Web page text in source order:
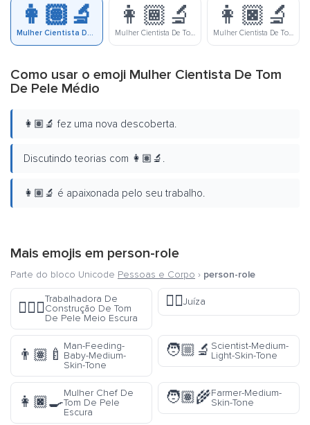
👩🏽‍🔬
Mulher Cientista De Tom De Pele Médio
👩🏾‍🔬
Mulher Cientista De Tom De Pele Meio Escura
👩🏿‍🔬
Mulher Cientista De Tom De Pele Escura
Como usar o emoji Mulher Cientista De Tom
De Pele Médio
👩🏽‍🔬 fez uma nova descoberta.
Discutindo teorias com 👩🏽‍🔬.
👩🏽‍🔬 é apaixonada pelo seu trabalho.
Mais emojis em person-role
Parte do bloco Unicode Pessoas e Corpo › person-role
👷🏾‍♀️
Trabalhadora De
Construção De Tom
De Pele Meio Escura
👩‍⚖️Juíza
👨🏽‍🍼
Man-Feeding-
Baby-Medium-
Skin-Tone
🧑🏼‍🔬 Scientist-Medium-
Light-Skin-Tone
👩🏿‍🍳
Mulher Chef De
Tom De Pele
Escura
🧑🏽‍🌾Farmer-Medium-
Skin-Tone